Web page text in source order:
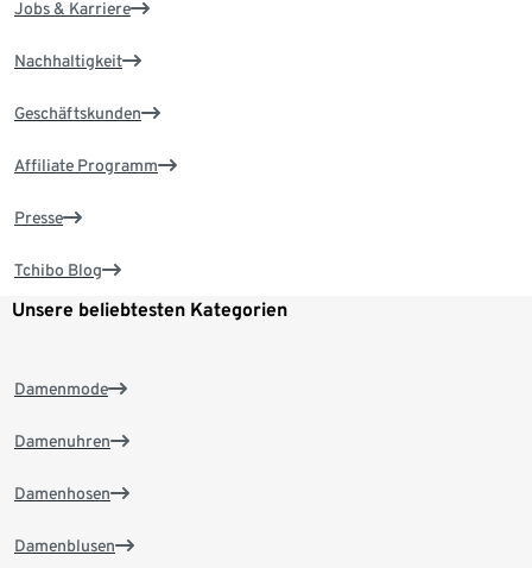
Jobs & Karriere
Nachhaltigkeit
Geschäftskunden
Affiliate Programm
Presse
Tchibo Blog
Unsere beliebtesten Kategorien
Damenmode
Damenuhren
Damenhosen
Damenblusen